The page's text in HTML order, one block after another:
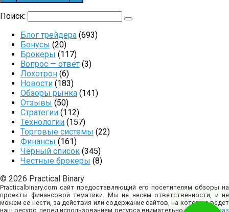
Поиск:
Блог трейдера (693)
Бонусы (20)
Брокеры (117)
Вопрос — ответ (3)
Лохотрон (6)
Новости (183)
Обзоры рынка (141)
Отзывы (50)
Стратегии (112)
Технологии (157)
Торговые системы (22)
Финансы (161)
Чёрный список (345)
Честные брокеры (8)
© 2026 Practical Binary
Practicalbinary.com сайт предоставляющий его посетителям обзоры на
проекты финансовой тематики. Мы не несем ответственности, и не
можем ее нести, за действия или содержание сайтов, на которые ведет
наш ресурс, перед использованием ресурса внимательно изучите
отказ